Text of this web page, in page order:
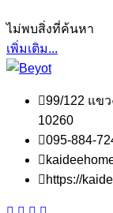
ไม่พบสิ่งที่ค้นหา
เพิ่มเติม...
99/122 แข
10260
095-884-
https://